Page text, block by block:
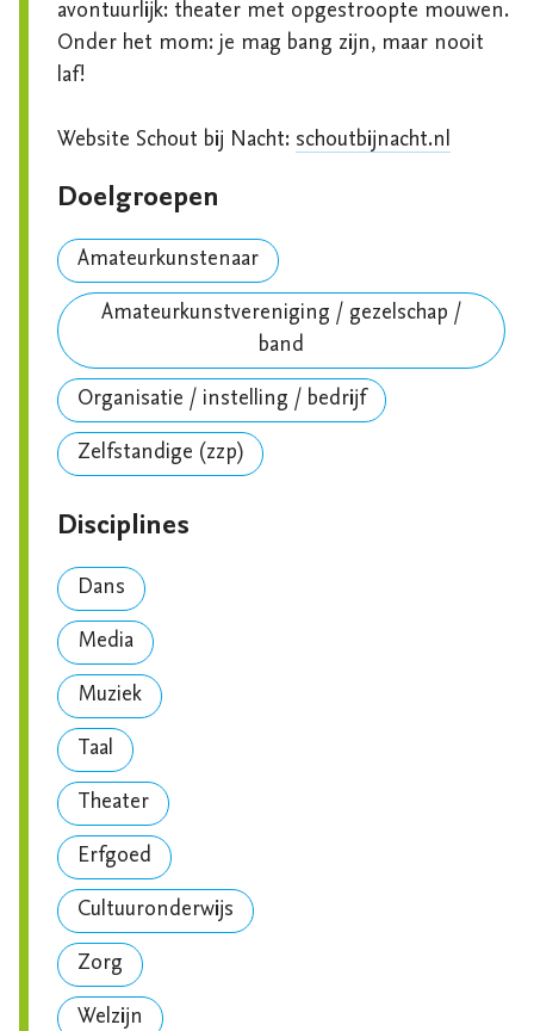
avontuurlijk: theater met opgestroopte mouwen.
Onder het mom: je mag bang zijn, maar nooit
laf!
Website Schout bij Nacht: schoutbijnacht.nl
Doelgroepen
Amateurkunstenaar
Amateurkunstvereniging / gezelschap /
band
Organisatie / instelling / bedrijf
Zelfstandige (zzp)
Disciplines
Dans
Media
Muziek
Taal
Theater
Erfgoed
Cultuuronderwijs
Zorg
Welzijn